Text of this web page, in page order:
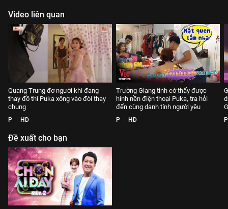
Video liên quan
Quang Trung đơ người khi đang
thay đồ thì Puka xông vào đòi thay
chung
P HD
Trường Giang tình cờ thấy được
hình nền điện thoại Puka, tra hỏi
đến cùng danh tính người yêu
P HD P
Đề xuất cho bạn